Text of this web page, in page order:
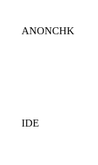
ANONCHK
IDE